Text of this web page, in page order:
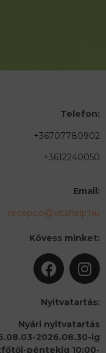
Telefon:
+36707780902
+3612240050
Email:
recepcio@vitahelp.hu
Kövess minket:
Nyitvatartás:
Nyári nyitvatartás
2026.08.30-ig
péntekig 10:00-